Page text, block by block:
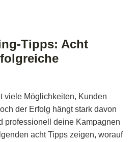
Tipps: Acht
viele Möglichkeiten, Kunden
der Erfolg hängt stark davon
professionell deine Kampagnen
acht Tipps zeigen, worauf